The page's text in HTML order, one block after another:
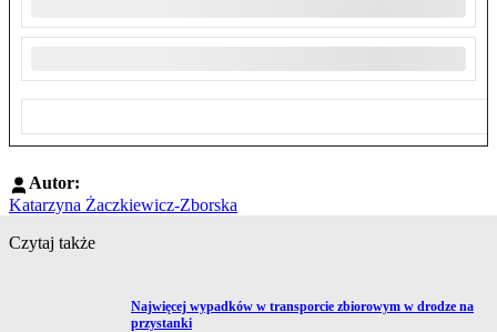
Autor:
Katarzyna Żaczkiewicz-Zborska
Czytaj także
Przejdź do artykułu:
Najwięcej wypadków w transporcie zbiorowym w drodze na
przystanki